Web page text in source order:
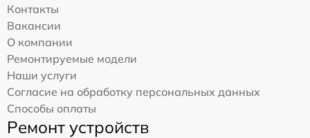
Контакты
Вакансии
О компании
Ремонтируемые модели
Наши услуги
Согласие на обработку персональных данных
Способы оплаты
Ремонт устройств